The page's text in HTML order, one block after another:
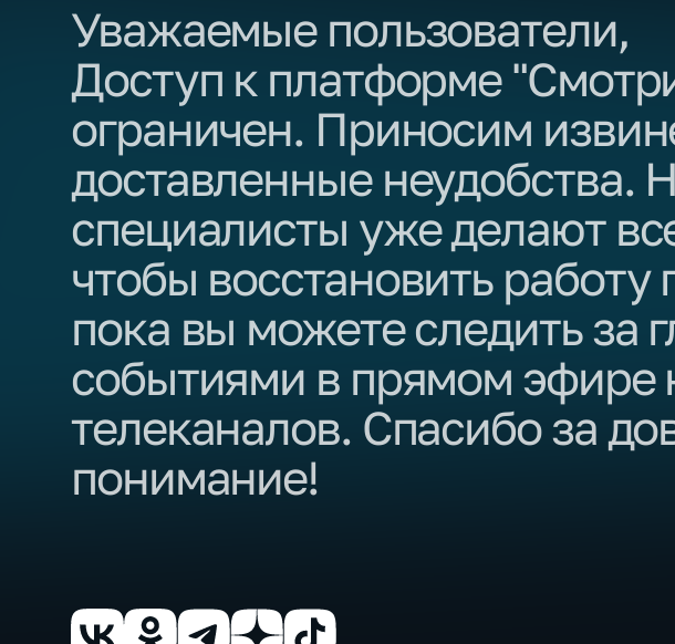
Уважаемые пользователи,
Доступ к платформе
ограничен. Приносим
доставленные неудобства.
специалисты уже делают
чтобы восстановить
пока вы можете следить за
событиями в прямом эфире
телеканалов. Спасибо за
понимание!